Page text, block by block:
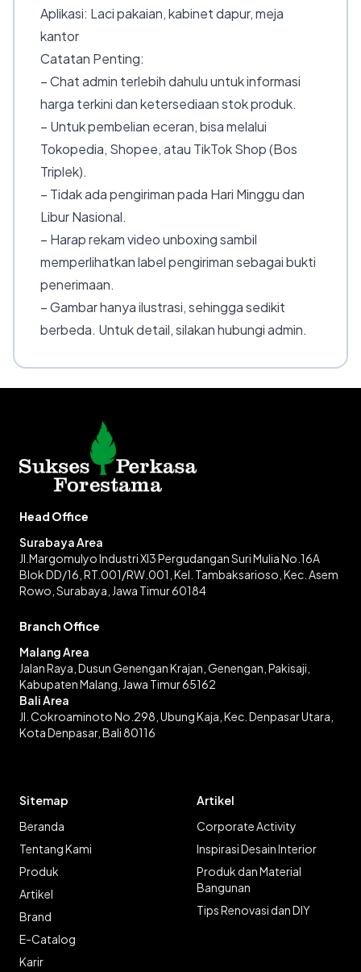
Aplikasi: Laci pakaian, kabinet dapur, meja
kantor
Catatan Penting:
– Chat admin terlebih dahulu untuk informasi
harga terkini dan ketersediaan stok produk.
– Untuk pembelian eceran, bisa melalui
Tokopedia, Shopee, atau TikTok Shop (Bos
Triplek).
– Tidak ada pengiriman pada Hari Minggu dan
Libur Nasional.
– Harap rekam video unboxing sambil
memperlihatkan label pengiriman sebagai bukti
penerimaan.
– Gambar hanya ilustrasi, sehingga sedikit
berbeda. Untuk detail, silakan hubungi admin.
Head Office
Surabaya Area
Jl.Margomulyo Industri XI3 Pergudangan Suri Mulia No.16A
Blok DD/16, RT.001/RW.001, Kel. Tambaksarioso, Kec. Asem
Rowo, Surabaya, Jawa Timur 60184
Branch Office
Malang Area
Jalan Raya, Dusun Genengan Krajan, Genengan, Pakisaji,
Kabupaten Malang, Jawa Timur 65162
Bali Area
Jl. Cokroaminoto No.298, Ubung Kaja, Kec. Denpasar Utara,
Kota Denpasar, Bali 80116
Sitemap
Beranda
Tentang Kami
Produk
Artikel
Brand
E-Catalog
Karir
Artikel
Corporate Activity
Inspirasi Desain Interior
Produk dan Material
Bangunan
Tips Renovasi dan DIY